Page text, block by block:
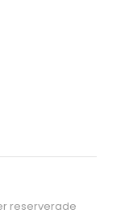
reserverade